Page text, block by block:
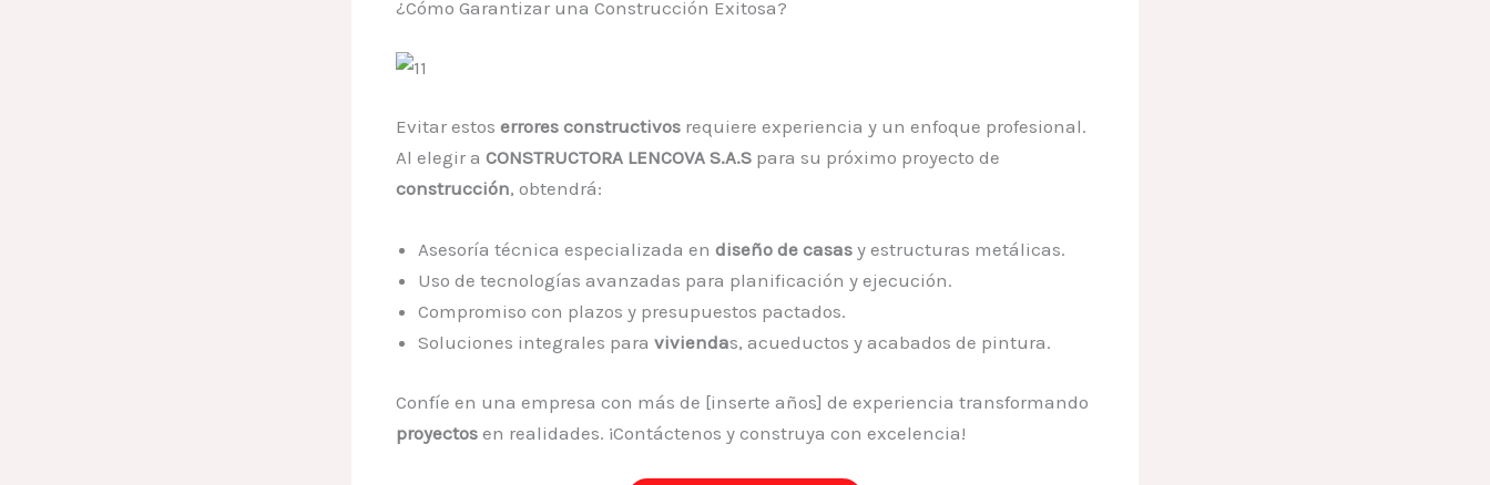
¿Cómo Garantizar una Construcción Exitosa?
Evitar estos errores constructivos requiere experiencia y un enfoque profesional.
Al elegir a CONSTRUCTORA LENCOVA S.A.S para su próximo proyecto de
construcción, obtendrá:
Asesoría técnica especializada en diseño de casas y estructuras metálicas.
Uso de tecnologías avanzadas para planificación y ejecución.
Compromiso con plazos y presupuestos pactados.
Soluciones integrales para viviendas, acueductos y acabados de pintura.
Confíe en una empresa con más de [inserte años] de experiencia transformando
proyectos en realidades. ¡Contáctenos y construya con excelencia!